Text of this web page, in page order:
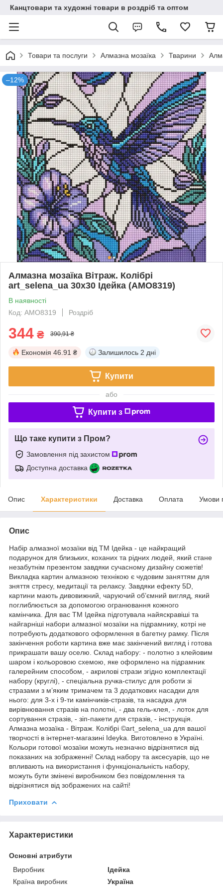
Канцтовари та художні товари в роздріб та оптом
Товари та послуги Алмазна мозаїка Тварини
–12%
Алмазна мозаїка Вітраж. Колібрі
art_selena_ua 30х30 Ідейка (AMO8319)
В наявності
Код: AMO8319
Роздріб
344 ₴ 390,91 ₴
Економія 46.91 ₴ Залишилось 2 дні
Купити
або
Купити з
Що таке купити з Пром?
Замовлення під захистом
Доступна доставка
Опис Характеристики Доставка Оплата Умови
Опис
Набір алмазної мозаїки від ТМ Ідейка - це найкращий
подарунок для близьких, коханих та рідних людей, який стане
незабутнім презентом завдяки сучасному дизайну сюжетів!
Викладка картин алмазною технікою є чудовим заняттям для
зняття стресу, медитації та релаксу. Завдяки ефекту 5D,
картини мають дивовижний, чаруючий об’ємний вигляд, який
поглиблюється за допомогою огранювання кожного
камінчика. Для вас ТМ Ідейка підготувала найяскравіші та
найгарніші набори алмазної мозаїки на підрамнику, котрі не
потребують додаткового оформлення в багетну рамку. Після
закінчення роботи картина вже має закінчений вигляд і готова
прикрашати вашу оселю. Склад набору: - полотно з клейовим
шаром і кольоровою схемою, яке оформлено на підрамник
галерейним способом, - акрилові стрази згідно комплектації
набору (круглі), - спеціальна ручка-стилус для роботи зі
стразами з м’яким тримачем та 3 додаткових насадки для
нього: для 3-х і 9-ти камінчиків-стразів, та насадка для
вирівнювання стразів на полотні, - два гель-клея, - лоток для
сортування стразів, - зіп-пакети для стразів, - інструкція.
Алмазна мозаїка - Вітраж. Колібрі ©art_selena_ua для вашої
творчості в інтернет-магазині Ideyka. Виготовлено в Україні.
Кольори готової мозаїки можуть незначно відрізнятися від
показаних на зображенні! Склад набору та аксесуарів, що не
впливають на використання і функціональність набору,
можуть бути змінені виробником без повідомлення та
відрізнятися від зображених на сайті!
Приховати
Характеристики
Основні атрибути
Виробник
Ідейка
Країна виробник
Україна